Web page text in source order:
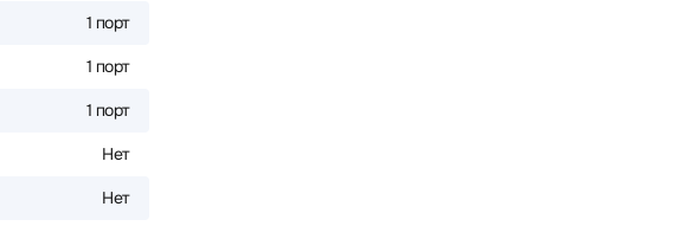
1 порт
1 порт
1 порт
Нет
Нет